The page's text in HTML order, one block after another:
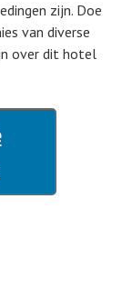
zijn. Doe
van diverse
over dit hotel